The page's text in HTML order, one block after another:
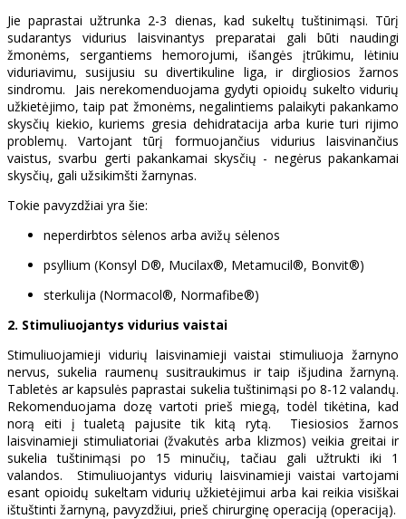
Jie paprastai užtrunka 2-3 dienas, kad sukeltų tuštinimąsi. Tūrį
sudarantys vidurius laisvinantys preparatai gali būti naudingi
žmonėms, sergantiems hemorojumi, išangės įtrūkimu, lėtiniu
viduriavimu, susijusiu su divertikuline liga, ir dirgliosios žarnos
sindromu. Jais nerekomenduojama gydyti opioidų sukelto vidurių
užkietėjimo, taip pat žmonėms, negalintiems palaikyti pakankamo
skysčių kiekio, kuriems gresia dehidratacija arba kurie turi rijimo
problemų. Vartojant tūrį formuojančius vidurius laisvinančius
vaistus, svarbu gerti pakankamai skysčių - negėrus pakankamai
skysčių, gali užsikimšti žarnynas.
Tokie pavyzdžiai yra šie:
neperdirbtos sėlenos arba avižų sėlenos
psyllium (Konsyl D®, Mucilax®, Metamucil®, Bonvit®)
sterkulija (Normacol®, Normafibe®)
2. Stimuliuojantys vidurius vaistai
Stimuliuojamieji vidurių laisvinamieji vaistai stimuliuoja žarnyno
nervus, sukelia raumenų susitraukimus ir taip išjudina žarnyną.
Tabletės ar kapsulės paprastai sukelia tuštinimąsi po 8-12 valandų.
Rekomenduojama dozę vartoti prieš miegą, todėl tikėtina, kad
norą eiti į tualetą pajusite tik kitą rytą. Tiesiosios žarnos
laisvinamieji stimuliatoriai (žvakutės arba klizmos) veikia greitai ir
sukelia tuštinimąsi po 15 minučių, tačiau gali užtrukti iki 1
valandos. Stimuliuojantys vidurių laisvinamieji vaistai vartojami
esant opioidų sukeltam vidurių užkietėjimui arba kai reikia visiškai
ištuštinti žarnyną, pavyzdžiui, prieš chirurginę operaciją (operaciją).